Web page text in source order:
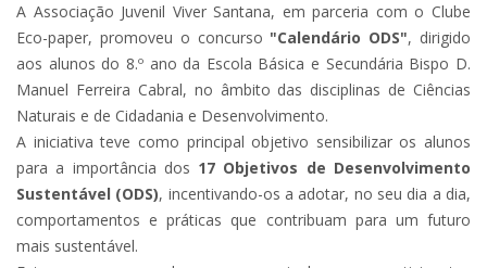
A Associação Juvenil Viver Santana, em parceria com o Clube
Eco-paper, promoveu o concurso "Calendário ODS", dirigido
aos alunos do 8.º ano da Escola Básica e Secundária Bispo D.
Manuel Ferreira Cabral, no âmbito das disciplinas de Ciências
Naturais e de Cidadania e Desenvolvimento.
A iniciativa teve como principal objetivo sensibilizar os alunos
para a importância dos 17 Objetivos de Desenvolvimento
Sustentável (ODS), incentivando-os a adotar, no seu dia a dia,
comportamentos e práticas que contribuam para um futuro
mais sustentável.